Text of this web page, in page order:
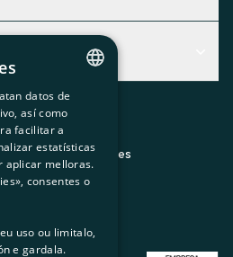
encaja mejor
Política de cookies
CATALAN
SPANISH
GL
datos de
así como
facilitar a
estatísticas
aplicar melloras.
consentes o
uso ou limitalo,
e gardala.